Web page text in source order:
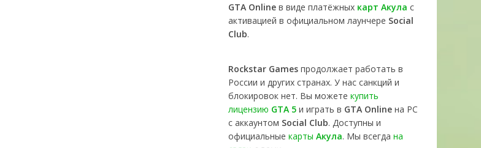
GTA Online в виде платёжных карт Акула с
активацией в официальном лаунчере Social
Club.
Rockstar Games продолжает работать в
России и других странах. У нас санкций и
блокировок нет. Вы можете купить
лицензию GTA 5 и играть в GTA Online на PC
с аккаунтом Social Club. Доступны и
официальные карты Акула. Мы всегда на